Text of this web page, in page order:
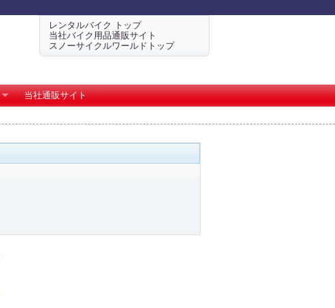
レンタルバイク トップ
当社バイク用品通販サイト
スノーサイクルワールドトップ
当社通販サイト